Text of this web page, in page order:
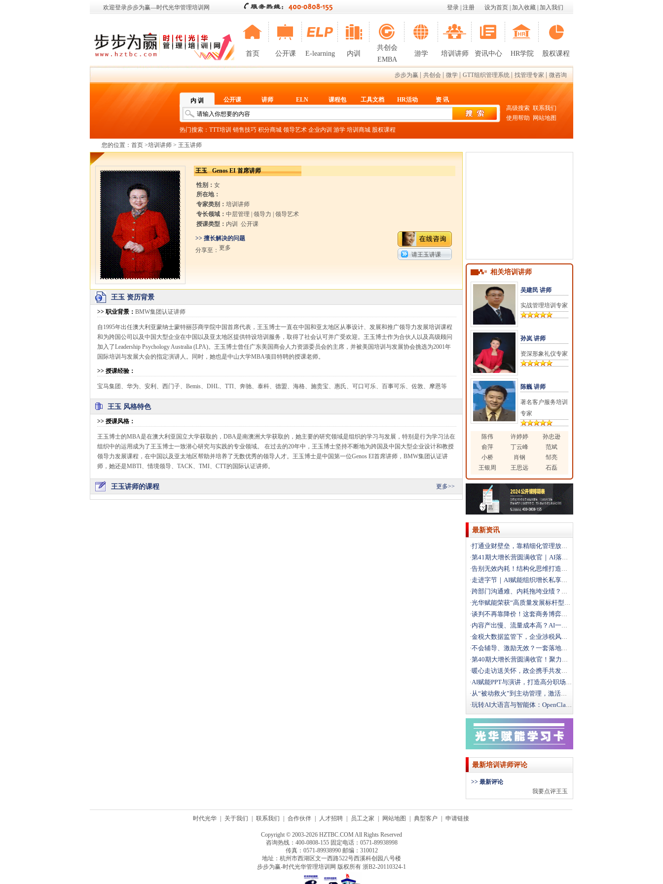
欢迎登录步步为赢—时代光华管理培训网 设为首页 加入收藏 加入我们
登录 注册
首页 公开课 E-learning 内训
共创会
EMBA
游学 培训讲师 资讯中心 HR学院 股权课程
步步为赢 共创会 微学 GTT组织管理系统 找管理专家 微咨询
内 训 公开课 讲师 ELN 课程包 工具文档 HR活动 资 讯
热门搜索： TTT培训 销售技巧 积分商城 领导艺术 企业内训 游学 培训商城 股权课程
高级搜索 联系我们
使用帮助
网站地图
您的位置： 首页 >培训讲师 > 王玉讲师
王玉 Genos EI 首席讲师
性别： 女
所在地：
专家类别： 培训讲师
专长领域： 中层管理 领导力
领导艺术
授课类型： 内训 公开课
>> 擅长解决的问题
分享至： 更多
请王玉讲课
王玉 资历背景
>> 职业背景 ： BMW集团认证讲师
自1995年出任澳大利亚蒙纳士蒙特丽莎商学院中国首席代表，王玉博士一直在中国和亚太地区从事设计、发展和推广领导力发展培训课程
和为跨国公司以及中国大型企业在中国以及亚太地区提供特设培训服务，取得了社会认可并广受欢迎。王玉博士作为合伙人以及高级顾问
加入了Leadership Psychology Australia (LPA)。王玉博士曾任广东美国商会人力资源委员会的主席，并被美国培训与发展协会挑选为2001年
国际培训与发展大会的指定演讲人。同时，她也是中山大学MBA项目特聘的授课老师。
>> 授课经验：
宝马集团、华为、安利、西门子、Bemis、DHL、TTI、奔驰、泰科、德盟、海格、施贵宝、惠氏、可口可乐、百事可乐、佐敦、摩恩等
王玉 风格特色
>> 授课风格 ：
王玉博士的MBA是在澳大利亚国立大学获取的，DBA是南澳洲大学获取的，她主要的研究领域是组织的学习与发展，特别是行为学习法在
组织中的运用成为了王玉博士一致潜心研究与实践的专业领域。 在过去的20年中，王玉博士坚持不断地为跨国及中国大型企业设计和教授
领导力发展课程，在中国以及亚太地区帮助并培养了无数优秀的领导人才。王玉博士是中国第一位Genos EI首席讲师，BMW集团认证讲
师，她还是MBTI、情境领导、TACK、TMI、CTT的国际认证讲师。
王玉讲师的课程 更多>>
相关培训讲师
吴建民 讲师
实战管理培训专家
孙岚 讲师
资深形象礼仪专家
陈巍 讲师
著名客户服务培训
专家
陈伟 许婷婷
孙忠逊
俞萍
丁云峰
范斌
小桥
肖钢
邹亮
王银周
王思远 石磊
最新资讯
·打通业财壁垒，靠精细化管理放大利润
·第41期大增长营圆满收官｜AI落地+科学经营双引擎，
·告别无效内耗！结构化思维打造高效解题团队
·走进字节｜AI赋能组织增长私享会圆满落幕，解锁结构性
·跨部门沟通难、内耗拖垮业绩？这场沙盘课教你打通跨部门
·光华赋能荣获“高质量发展标杆型企业”
·谈判不再靠降价！这套商务博弈法，直接拿下大客户
·内容产出慢、流量成本高？AI一站式搭建自动化营销体系
·金税大数据监管下，企业涉税风险如何破局？
·不会辅导、激励无效？一套落地方法打造高绩效团队
·第40期大增长营圆满收官！聚力破局，向结构性增长而行
·暖心走访送关怀，政企携手共发展｜文新街道领导莅临光华
·AI赋能PPT与演讲，打造高分职场汇报
·从“被动救火”到主动管理，激活一线班组效能
·玩转AI大语言与智能体：OpenClaw办公实战全攻
最新培训讲师评论
>> 最新评论
我要点评王玉
时代光华 关于我们 联系我们 合作伙伴 人才招聘 员工之家 网站地图 典型客户 申请链接
Copyright © 2003-2026 HZTBC.COM All Rights Reserved
咨询热线：400-0808-155 固定电话：0571-89938998
传真：0571-89938990 邮编：310012
地址：杭州市西湖区文一西路522号西溪科创园八号楼
步步为赢-时代光华管理培训网 版权所有 浙B2-20110324-1